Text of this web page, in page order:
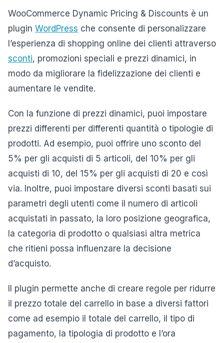
WooCommerce Dynamic Pricing & Discounts è un
plugin WordPress che consente di personalizzare
l’esperienza di shopping online dei clienti attraverso
sconti, promozioni speciali e prezzi dinamici, in
modo da migliorare la fidelizzazione dei clienti e
aumentare le vendite.
Con la funzione di prezzi dinamici, puoi impostare
prezzi differenti per differenti quantità o tipologie di
prodotti. Ad esempio, puoi offrire uno sconto del
5% per gli acquisti di 5 articoli, del 10% per gli
acquisti di 10, del 15% per gli acquisti di 20 e così
via. Inoltre, puoi impostare diversi sconti basati sui
parametri degli utenti come il numero di articoli
acquistati in passato, la loro posizione geografica,
la categoria di prodotto o qualsiasi altra metrica
che ritieni possa influenzare la decisione
d’acquisto.
Il plugin permette anche di creare regole per ridurre
il prezzo totale del carrello in base a diversi fattori
come ad esempio il totale del carrello, il tipo di
pagamento, la tipologia di prodotto e l’ora